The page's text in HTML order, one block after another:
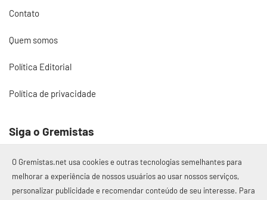
Contato
Quem somos
Política Editorial
Política de privacidade
Siga o Gremistas
© 2017 – 2026 Gremistas.net
O Gremistas.net usa cookies e outras tecnologias semelhantes para
melhorar a experiência de nossos usuários ao usar nossos serviços,
personalizar publicidade e recomendar conteúdo de seu interesse. Para